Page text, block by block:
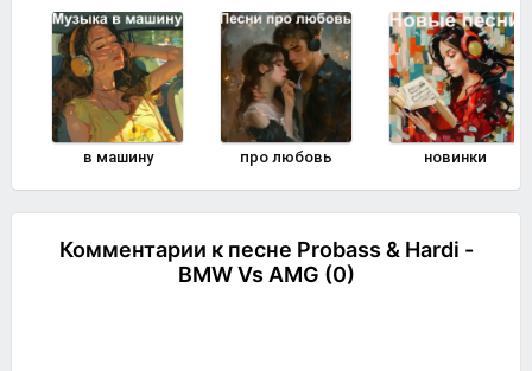
в машину про любовь новинки
Комментарии к песне Probass & Hardi -
BMW Vs AMG (0)